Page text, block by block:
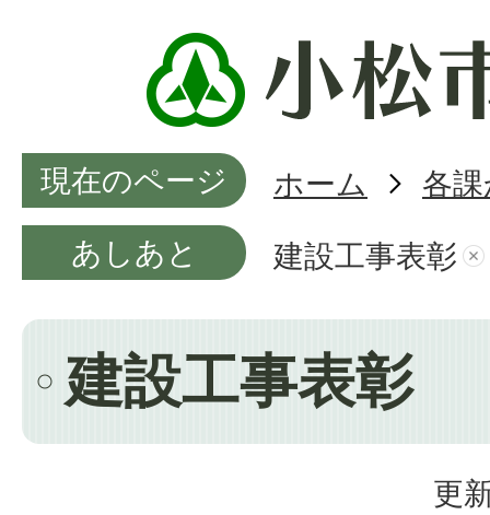
現在のページ ホーム
各
あしあと
建設工事表彰
建設工事表彰
更